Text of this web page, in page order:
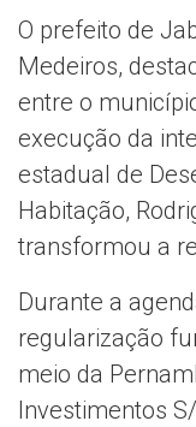
O prefeito de
Medeiros,
entre o
execução da
estadual de
Habitação,
transformou a
Durante a
regularização
meio da
Investimentos